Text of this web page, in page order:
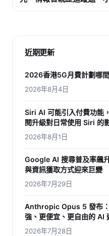
近期更新
2026香港5G月費計劃哪
2026年8月4日
Siri AI 可能引入付費功能
閱升級對日常使用 Siri 的
2026年8月1日
Google AI 搜尋普及率飆
與資訊獲取方式迎來巨變
2026年7月29日
Anthropic Opus 5 發布
強、更便宜、更自由的 AI
2026年7月28日